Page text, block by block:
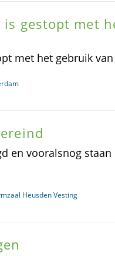
is gestopt met
met het gebruik
en vooralsnog
Heusden Vesting